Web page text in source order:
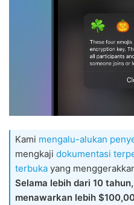
Kami mengalu-alukan
mengkaji dokumentasi
terbuka yang
Selama lebih dari 10
menawarkan lebih